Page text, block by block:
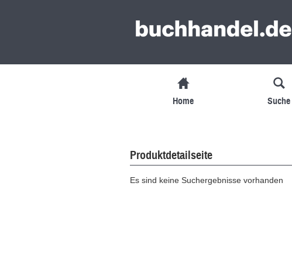
Home Suche
Produktdetailseite
Es sind keine Suchergebnisse vorhanden